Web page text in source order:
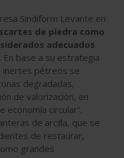
Sindiform Levante en
de piedra como
adecuados
. En base a su estrategia
inertes pétreos se
degradadas,
de valorización, en
economía circular”.
de arcilla, que se
de restaurar,
grandes